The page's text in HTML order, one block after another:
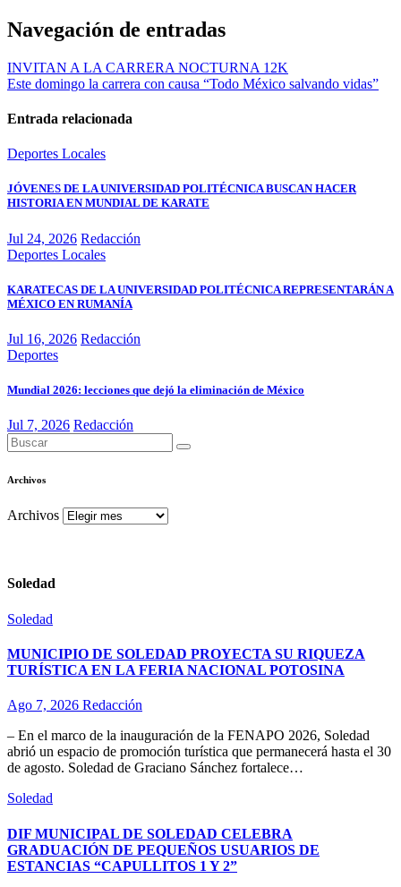
Navegación de entradas
INVITAN A LA CARRERA NOCTURNA 12K
Este domingo la carrera con causa “Todo México salvando vidas”
Entrada relacionada
Deportes Locales
JÓVENES DE LA UNIVERSIDAD POLITÉCNICA BUSCAN HACER
HISTORIA EN MUNDIAL DE KARATE
Jul 24, 2026 Redacción
Deportes Locales
KARATECAS DE LA UNIVERSIDAD POLITÉCNICA REPRESENTARÁN A
MÉXICO EN RUMANÍA
Jul 16, 2026 Redacción
Deportes
Mundial 2026: lecciones que dejó la eliminación de México
Jul 7, 2026 Redacción
Archivos
Archivos
Soledad
Soledad
MUNICIPIO DE SOLEDAD PROYECTA SU RIQUEZA
TURÍSTICA EN LA FERIA NACIONAL POTOSINA
Ago 7, 2026 Redacción
– En el marco de la inauguración de la FENAPO 2026, Soledad
abrió un espacio de promoción turística que permanecerá hasta el 30
de agosto. Soledad de Graciano Sánchez fortalece…
Soledad
DIF MUNICIPAL DE SOLEDAD CELEBRA
GRADUACIÓN DE PEQUEÑOS USUARIOS DE
ESTANCIAS “CAPULLITOS 1 Y 2”